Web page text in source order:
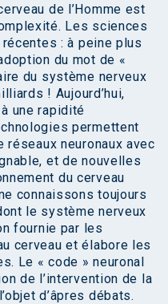
de l’Homme est
Les sciences
: à peine plus
du mot de «
du système nerveux
! Aujourd’hui,
une rapidité
permettent
réseaux neuronaux avec
et de nouvelles
du cerveau
connaissons toujours
le système nerveux
fournie par les
cerveau et élabore les
Le « code » neuronal
de l’intervention de la
d’âpres débats.